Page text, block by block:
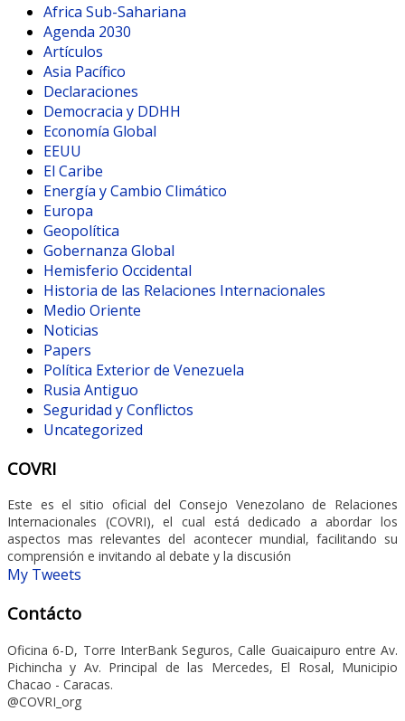
Africa Sub-Sahariana
Agenda 2030
Artículos
Asia Pacífico
Declaraciones
Democracia y DDHH
Economía Global
EEUU
El Caribe
Energía y Cambio Climático
Europa
Geopolítica
Gobernanza Global
Hemisferio Occidental
Historia de las Relaciones Internacionales
Medio Oriente
Noticias
Papers
Política Exterior de Venezuela
Rusia Antiguo
Seguridad y Conflictos
Uncategorized
COVRI
Este es el sitio oficial del Consejo Venezolano de Relaciones
Internacionales (COVRI), el cual está dedicado a abordar los
aspectos mas relevantes del acontecer mundial, facilitando su
comprensión e invitando al debate y la discusión
My Tweets
Contácto
Oficina 6-D, Torre InterBank Seguros, Calle Guaicaipuro entre Av.
Pichincha y Av. Principal de las Mercedes, El Rosal, Municipio
Chacao - Caracas.
@COVRI_org